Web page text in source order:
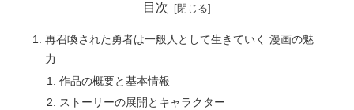
目次
再召喚された勇者は一般人として生きていく 漫画の魅
力
作品の概要と基本情報
ストーリーの展開とキャラクター